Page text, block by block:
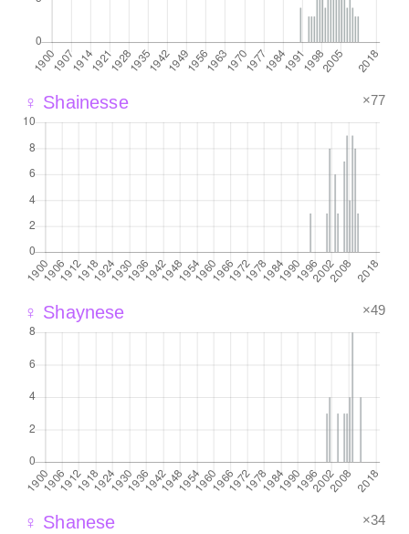
♀ Shainesse ×77
♀ Shaynese ×49
♀ Shanese ×34